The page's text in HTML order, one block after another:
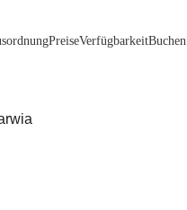
PreiseVerfügbarkeitBuchen